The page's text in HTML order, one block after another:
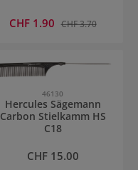
Verkaufspreis:
CHF 1.90 Regulärer Preis:
CHF 3.70
46130
Hercules Sägemann
Carbon Stielkamm HS
C18
Regulärer Preis:
CHF 15.00